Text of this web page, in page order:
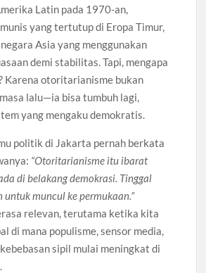
Latin pada 1970-an,
yang tertutup di Eropa Timur,
Asia yang menggunakan
demi stabilitas. Tapi, mengapa
Karena otoritarianisme bukan
lalu—ia bisa tumbuh lagi,
yang mengaku demokratis.
politik di Jakarta pernah berkata
“Otoritarianisme itu ibarat
di belakang demokrasi. Tinggal
untuk muncul ke permukaan.”
relevan, terutama ketika kita
di mana populisme, sensor media,
sipil mulai meningkat di